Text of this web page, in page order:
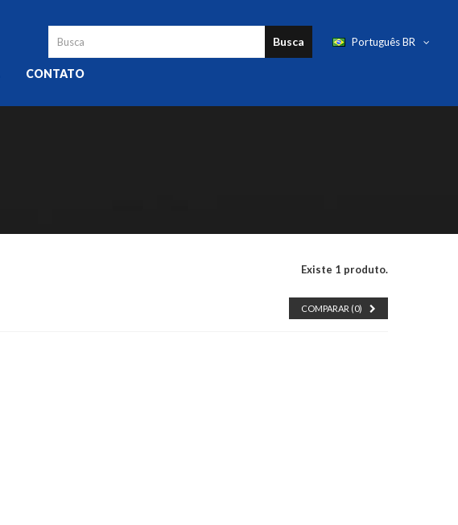
Português BR
Busca
CONTATO
Existe 1 produto.
COMPARAR (0)